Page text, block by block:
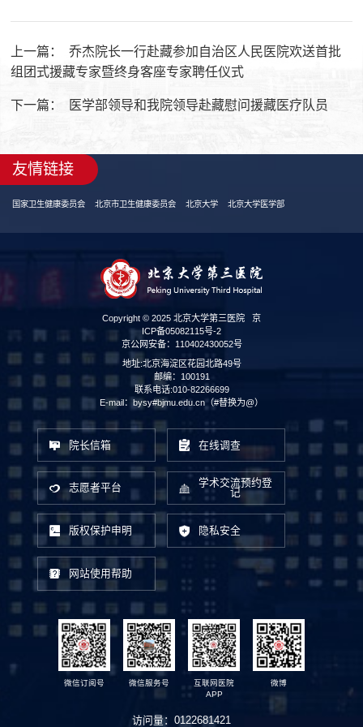
上一篇：
乔杰院长一行赴藏参加自治区人民医院欢送首批
组团式援藏专家暨终身客座专家聘任仪式
下一篇： 医学部领导和我院领导赴藏慰问援藏医疗队员
友情链接
国家卫生健康委员会 北京市卫生健康委员会 北京大学 北京大学医学部
Copyright © 2025 北京大学第三医院 京
ICP备05082115号-2
京公网安备：110402430052号
地址:北京海淀区花园北路49号
邮编：100191
联系电话:010-82266699
E-mail：bysy#bjmu.edu.cn（#替换为@）
院长信箱 在线调查
志愿者平台
学术交流预约登
记
版权保护申明 隐私安全
网站使用帮助
微信订阅号 微信服务号
互联网医院
APP
微博
访问量： 0122681421